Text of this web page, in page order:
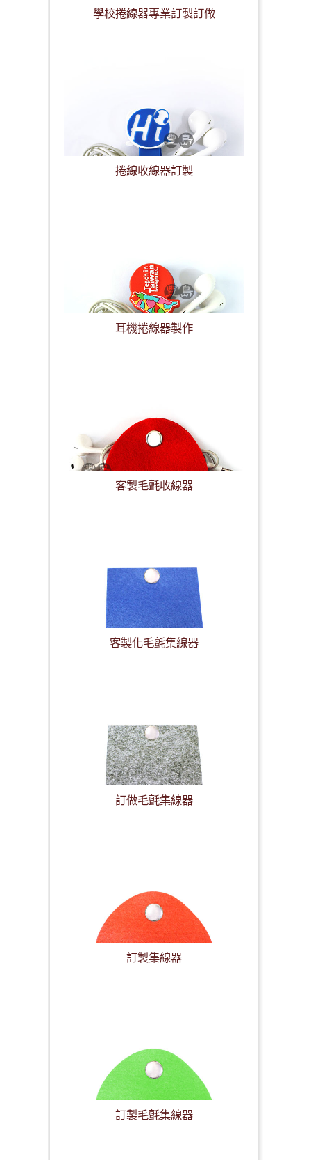
學校捲線器專業訂製訂做
捲線收線器訂製
耳機捲線器製作
客製毛氈收線器
客製化毛氈集線器
訂做毛氈集線器
訂製集線器
訂製毛氈集線器